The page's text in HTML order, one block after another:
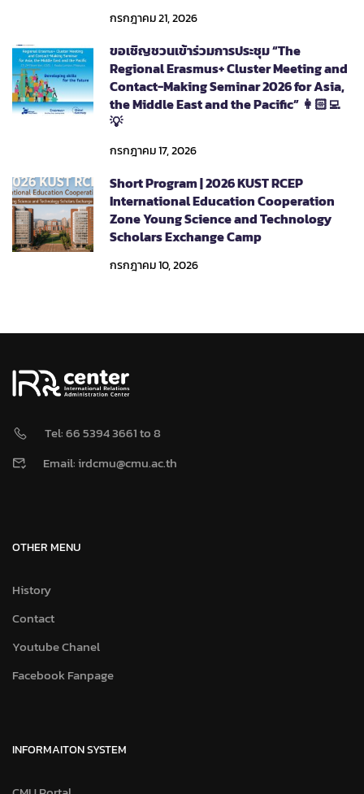
กรกฎาคม 21, 2026
ขอเชิญชวนเข้าร่วมการประชุม “The
Regional Erasmus+ Cluster Meeting and
Contact-Making Seminar 2026 for Asia,
the Middle East and the Pacific” 👩🏻‍💻
💡
กรกฎาคม 17, 2026
Short Program | 2026 KUST RCEP
International Education Cooperation
Zone Young Science and Technology
Scholars Exchange Camp
กรกฎาคม 10, 2026
Tel: 66 5394 3661 to 8
Email: irdcmu@cmu.ac.th
OTHER MENU
History
Contact
Youtube Chanel
Facebook Fanpage
INFORMAITON SYSTEM